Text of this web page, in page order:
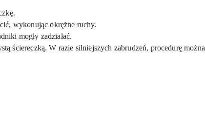
wykonując okrężne ruchy.
mogły zadziałać.
ściereczką. W razie silniejszych zabrudzeń, procedurę można